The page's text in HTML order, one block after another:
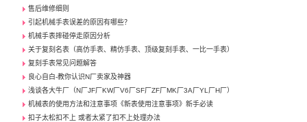
售后维修细则
引起机械手表误差的原因有哪些？
机械手表摔碰停走原因分析
关于复刻名表（高仿手表、精仿手表、顶级复刻手表、一比一手表）
复刻手表常见问题解答
良心自白-教你认识N厂卖家及神器
浅谈各大牛厂（N厂JF厂KW厂V6厂SF厂ZF厂MK厂3A厂YL厂H厂）
机械表的使用方法和注意事项《新表使用注意事项》新手必读
扣子太松扣不上 或者太紧了扣不上处理办法